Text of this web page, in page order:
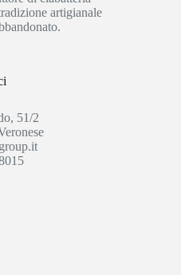
artigianale
51/2